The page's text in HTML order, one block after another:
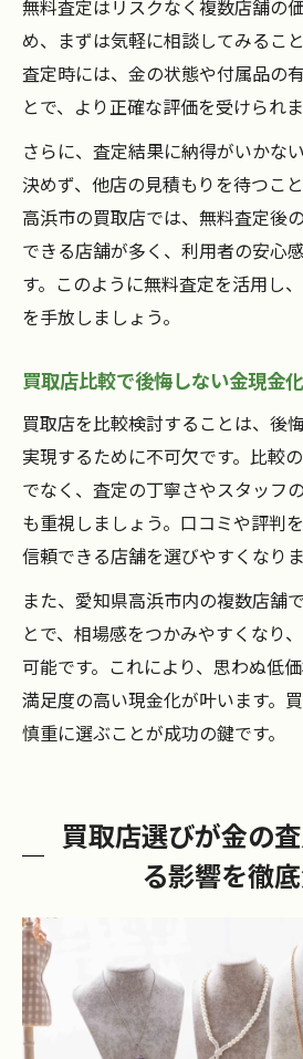
無料査定はリスクなく複数店舗の
め、まずは気軽に相談してみるこ
査定時には、金の状態や付属品の
とで、より正確な評価を受けられま
さらに、査定結果に納得がいかな
決めず、他店の見積もりを待つこ
高浜市の買取店では、無料査定後
できる店舗が多く、利用者の安心
す。このように無料査定を活用し
を手放しましょう。
買取店比較で後悔しない金現金
買取店を比較検討することは、後
実現するために不可欠です。比較
でなく、査定の丁寧さやスタッフ
も重視しましょう。口コミや評判
信頼できる店舗を選びやすくなりま
また、愛知県高浜市内の複数店舗
とで、相場感をつかみやすくなり
可能です。これにより、思わぬ低
満足度の高い現金化が叶います。
慎重に選ぶことが成功の鍵です。
買取店選びが金の
る影響を徹